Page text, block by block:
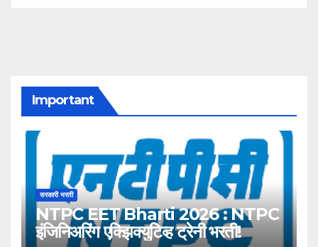
Important
सरकारी भरती
NTPC EET Bharti 2026 : NTPC
इंजिनिअरिंग एक्झिक्युटिव्ह ट्रेनी भरती!